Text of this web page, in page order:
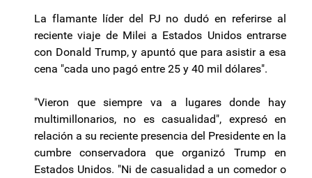
La flamante líder del PJ no dudó en referirse al
reciente viaje de Milei a Estados Unidos entrarse
con Donald Trump, y apuntó que para asistir a esa
cena "cada uno pagó entre 25 y 40 mil dólares".
"Vieron que siempre va a lugares donde hay
multimillonarios, no es casualidad", expresó en
relación a su reciente presencia del Presidente en la
cumbre conservadora que organizó Trump en
Estados Unidos. "Ni de casualidad a un comedor o